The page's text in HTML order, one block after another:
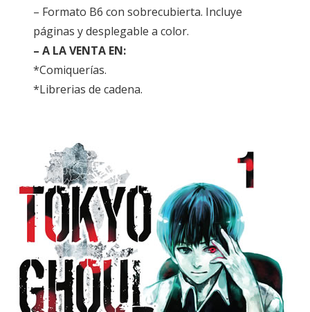
– Formato B6 con sobrecubierta. Incluye
páginas y desplegable a color.
– A LA VENTA EN:
*Comiquerías.
*Librerias de cadena.